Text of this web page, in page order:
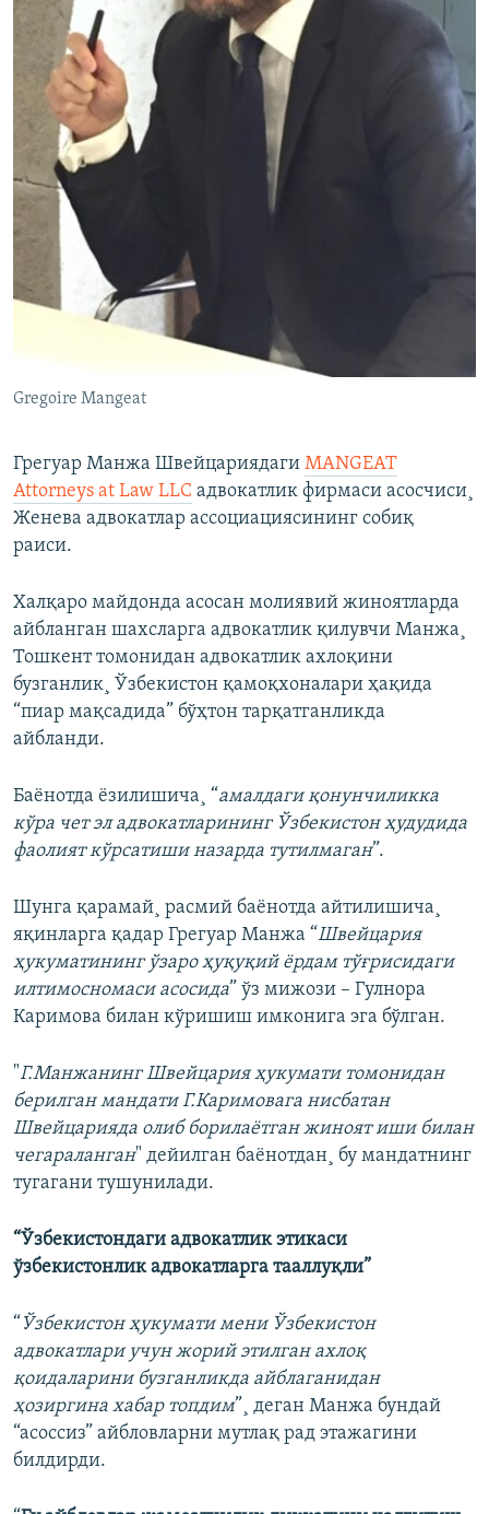
Gregoire Mangeat
Грегуар Манжа Швейцариядаги MANGEAT
Attorneys at Law LLC адвокатлик фирмаси асосчиси¸
Женева адвокатлар ассоциациясининг собиқ
раиси.
Халқаро майдонда асосан молиявий жиноятларда
айбланган шахсларга адвокатлик қилувчи Манжа¸
Тошкент томонидан адвокатлик ахлоқини
бузганлик¸ Ўзбекистон қамоқхоналари ҳақида
“пиар мақсадида” бўҳтон тарқатганликда
айбланди.
Баëнотда ëзилишича¸ “амалдаги қонунчиликка
кўра чет эл адвокатларининг Ўзбекистон ҳудудида
фаолият кўрсатиши назарда тутилмаган”.
Шунга қарамай¸ расмий баëнотда айтилишича¸
яқинларга қадар Грегуар Манжа “Швейцария
ҳукуматининг ўзаро ҳуқуқий ёрдам тўғрисидаги
илтимосномаси асосида” ўз мижози – Гулнора
Каримова билан кўришиш имконига эга бўлган.
"Г.Манжанинг Швейцария ҳукумати томонидан
берилган мандати Г.Каримовага нисбатан
Швейцарияда олиб борилаётган жиноят иши билан
чегараланган" дейилган баëнотдан¸ бу мандатнинг
тугагани тушунилади.
“Ўзбекистондаги адвокатлик этикаси
ўзбекистонлик адвокатларга тааллуқли”
“ Ўзбекистон ҳукумати мени Ўзбекистон
адвокатлари учун жорий этилган ахлоқ
қоидаларини бузганликда айблаганидан
ҳозиргина хабар топдим”¸ деган Манжа бундай
“асоссиз” айбловларни мутлақ рад этажагини
билдирди.